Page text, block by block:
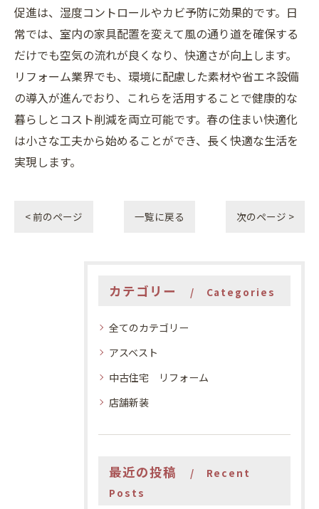
促進は、湿度コントロールやカビ予防に効果的です。日
常では、室内の家具配置を変えて風の通り道を確保する
だけでも空気の流れが良くなり、快適さが向上します。
リフォーム業界でも、環境に配慮した素材や省エネ設備
の導入が進んでおり、これらを活用することで健康的な
暮らしとコスト削減を両立可能です。春の住まい快適化
は小さな工夫から始めることができ、長く快適な生活を
実現します。
< 前のページ 一覧に戻る 次のページ >
カテゴリー Categories
全てのカテゴリー
アスベスト
中古住宅 リフォーム
店舗新装
最近の投稿
Recent
Posts